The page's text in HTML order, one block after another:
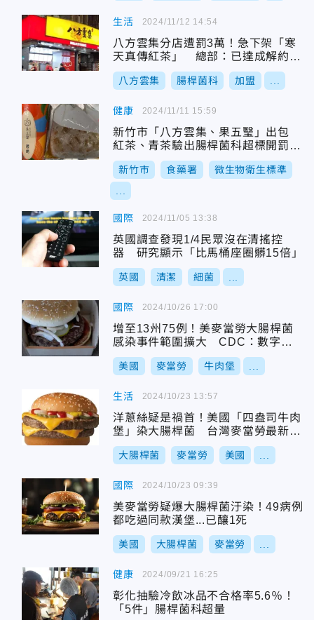
生活
八方雲集分店遭罰3萬！急下架「寒
天真傳紅茶」 總部：已達成解約協
議
八方雲集 腸桿菌科 加盟
2024/11/12 14:54
健康
新竹市「八方雲集、果五瑿」出包
紅茶、青茶驗出腸桿菌科超標開罰3
萬
新竹市 食藥署 微生物衛生標準
2024/11/11 15:59
國際
英國調查發現1/4民眾沒在清搖控
器 研究顯示「比馬桶座圈髒15倍」
英國 清潔 細菌
2024/11/05 13:38
國際
增至13州75例！美麥當勞大腸桿菌
感染事件範圍擴大 CDC：數字恐
再增加
美國 麥當勞 牛肉堡
2024/10/26 17:00
生活
洋蔥絲疑是禍首！美國「四盎司牛肉
堡」染大腸桿菌 台灣麥當勞最新聲
明曝
大腸桿菌 麥當勞 美國
2024/10/23 13:57
國際
美麥當勞疑爆大腸桿菌汙染！49病例
都吃過同款漢堡...已釀1死
美國 大腸桿菌 麥當勞
2024/10/23 09:39
健康
彰化抽驗冷飲冰品不合格率5.6％！
「5件」腸桿菌科超量
2024/09/21 16:25